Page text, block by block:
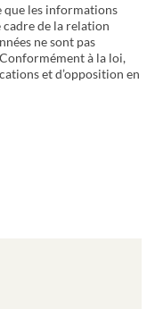
que les informations
cadre de la relation
ne sont pas
à la loi,
et d’opposition en